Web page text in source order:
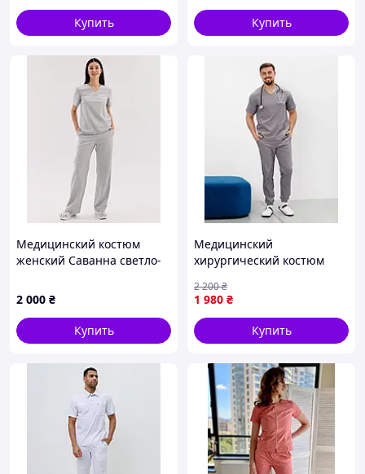
Купить
Купить
Медицинский костюм
женский Саванна светло-
2 000 ₴
Купить
Медицинский
хирургический костюм
1 980 ₴
2 200₴
Купить